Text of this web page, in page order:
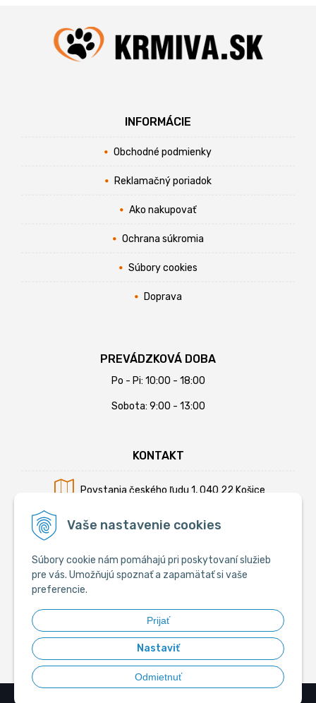
Vaše nastavenie cookies
Súbory cookie nám pomáhajú pri poskytovaní služieb
pre vás. Umožňujú spoznať a zapamätať si vaše
preferencie.
Prijať
Nastaviť
Odmietnuť
INFORMÁCIE
Obchodné podmienky
Reklamačný poriadok
Ako nakupovať
Ochrana súkromia
Súbory cookies
Doprava
PREVÁDZKOVÁ DOBA
Po - Pi: 10:00 - 18:00
Sobota: 9:00 - 13:00
KONTAKT
Povstania českého ľudu 1, 040 22 Košice
Mobil:+421 902 794 355
E-mail:info@krmiva.sk